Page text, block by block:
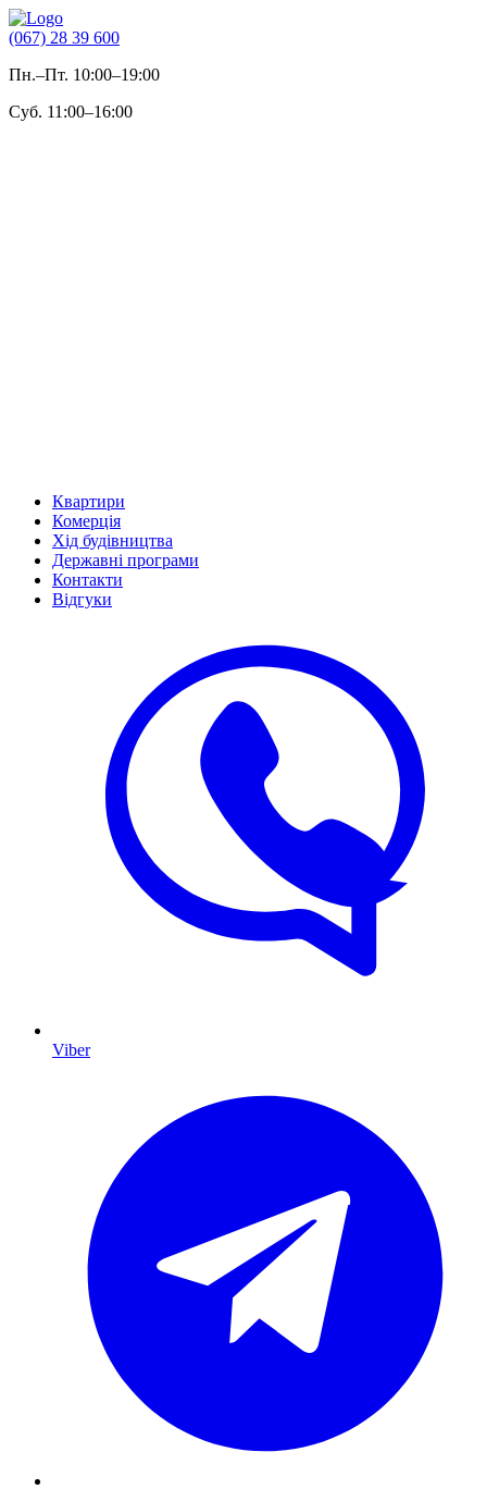
(067) 28 39 600
Пн.–Пт. 10:00–19:00
Суб. 11:00–16:00
Квартири
Комерція
Хід будівництва
Державні програми
Контакти
Відгуки
Viber